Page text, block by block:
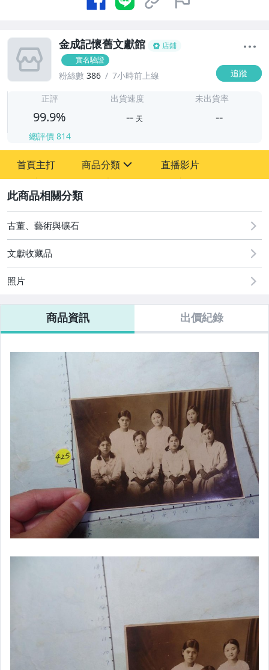
金成記懷舊文獻館
店鋪
實名驗證
粉絲數 386 7小時前上線 追蹤
正評
99.9%
總評價 814
出貨速度
-- 天
未出貨率
--
首頁主打 商品分類
其它
直播影片
古董、藝術與礦石
文獻收藏品
照片
商品資訊 出價紀錄